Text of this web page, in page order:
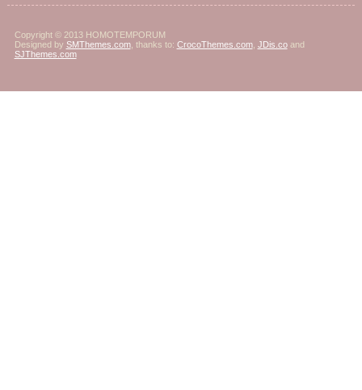
Copyright © 2013 HOMOTEMPORUM
Designed by SMThemes.com, thanks to: CrocoThemes.com, JDis.coand
SJThemes.com